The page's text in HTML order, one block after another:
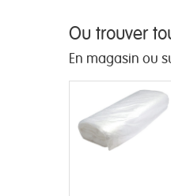
Ou trouver
En magasin ou